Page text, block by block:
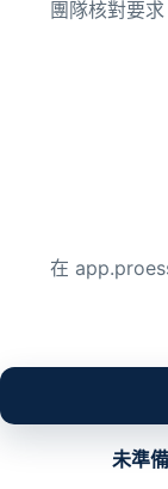
團隊核對要
在
未準